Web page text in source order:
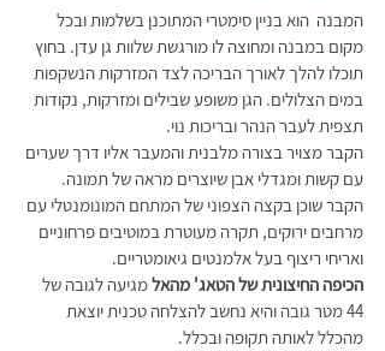
המבנה  הוא בניין סימטרי המתוכנן בשלמות ובכל
מקום במבנה ומחוצה לו מורגשת שלוות גן עדן. בחוץ
תוכלו להלך לאורך הבריכה לצד המזרקות הנשקפות
במים הצלולים. הגן משופע שבילים ומזרקות, נקודות
תצפית לעבר הנהר ובריכות נוי.
הקבר מצויר בצורה מלבנית והמעבר אליו דרך שערים
עם קשות ומגדלי אבן שיוצרים מראה של תמונה.
הקבר שוכן בקצה הצפוני של המתחם המונומנטלי עם
מרחבים ירוקים, תקרה מעוטרת במוטיבים פרחוניים
ואריחי ריצוף בעל אלמנטים גיאומטריים.
הכיפה החיצונית של הטאג' מהאל מגיעה לגובה של
44 מטר גובה והיא נחשב להצלחה טכנית יוצאת
מהכלל לאותה תקופה ובכלל.